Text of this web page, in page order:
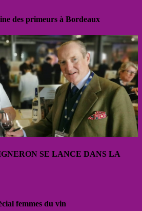
des primeurs à Bordeaux
SE LANCE DANS LA
femmes du vin